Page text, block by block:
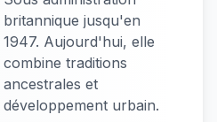
britannique jusqu'en
1947. Aujourd'hui, elle
combine traditions
ancestrales et
développement urbain.